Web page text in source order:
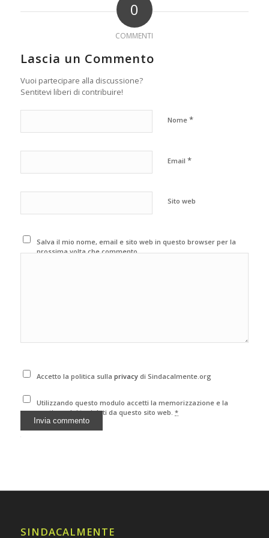
0
COMMENTI
Lascia un Commento
Vuoi partecipare alla discussione?
Sentitevi liberi di contribuire!
Nome *
Email *
Sito web
Salva il mio nome, email e sito web in questo browser per la
prossima volta che commento.
Accetto la politica sullaprivacydi Sindacalmente.org
Utilizzando questo modulo accetti la memorizzazione e la
gestione dei tuoi dati da questo sito web.*
SINDACALMENTE